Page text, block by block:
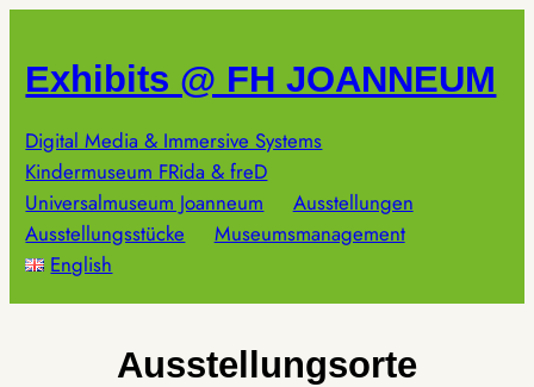
springen
Exhibits @ FH JOANNEUM
Digital Media & Immersive Systems
Kindermuseum FRida & freD
Universalmuseum Joanneum
Ausstellungen
Ausstellungsstücke
Museumsmanagement
English
Ausstellungsorte